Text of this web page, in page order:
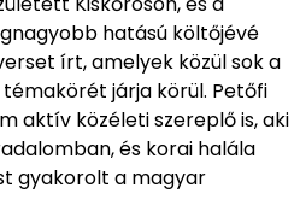
hatású költőjévé
írt, amelyek közül sok a
járja körül. Petőfi
aktív közéleti szereplő is, aki
és korai halála
gyakorolt a magyar